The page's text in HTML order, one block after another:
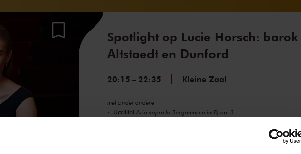
Spotlight op Lucie Horsch:
Altstaedt en Dunford
20:15 – 22:35 Kleine Zaal
met onder andere
Uccillini Aria sopra la Bergamasca in D, op. 3